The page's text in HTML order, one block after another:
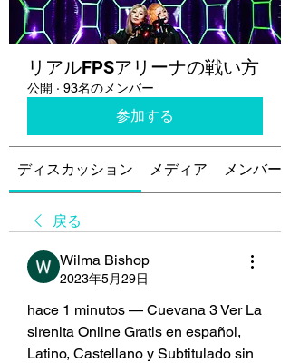
リアルFPSアリーナの戦い方
公開 · 93名のメンバー
参加する
ディスカッション メディア メンバー
戻る
Wilma Bishop
2023年5月29日
hace 1 minutos — Cuevana 3 Ver La
sirenita Online Gratis en español,
Latino, Castellano y Subtitulado sin